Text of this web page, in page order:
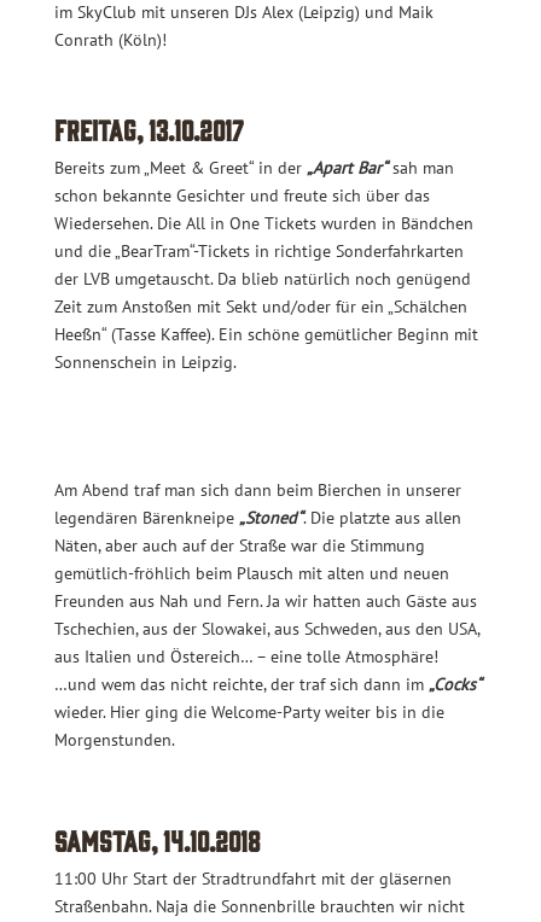
im SkyClub mit unseren DJs Alex (Leipzig) und Maik
Conrath (Köln)!
Freitag, 13.10.2017
Bereits zum „Meet & Greet“ in der „Apart Bar“sah man
schon bekannte Gesichter und freute sich über das
Wiedersehen. Die All in One Tickets wurden in Bändchen
und die „BearTram“-Tickets in richtige Sonderfahrkarten
der LVB umgetauscht. Da blieb natürlich noch genügend
Zeit zum Anstoßen mit Sekt und/oder für ein „Schälchen
Heeßn“ (Tasse Kaffee). Ein schöne gemütlicher Beginn mit
Sonnenschein in Leipzig.
Am Abend traf man sich dann beim Bierchen in unserer
legendären Bärenkneipe „Stoned“. Die platzte aus allen
Näten, aber auch auf der Straße war die Stimmung
gemütlich-fröhlich beim Plausch mit alten und neuen
Freunden aus Nah und Fern. Ja wir hatten auch Gäste aus
Tschechien, aus der Slowakei, aus Schweden, aus den USA,
aus Italien und Östereich… – eine tolle Atmosphäre!
…und wem das nicht reichte, der traf sich dann im „Cocks“
wieder. Hier ging die Welcome-Party weiter bis in die
Morgenstunden.
Samstag, 14.10.2018
11:00 Uhr Start der Stradtrundfahrt mit der gläsernen
Straßenbahn. Naja die Sonnenbrille brauchten wir nicht